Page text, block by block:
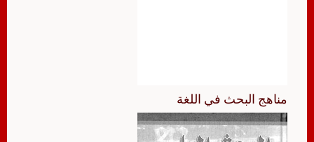
مناهج البحث في اللغة